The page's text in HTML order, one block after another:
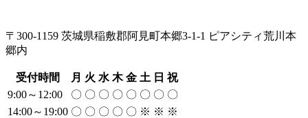
〒300-1159 茨城県稲敷郡阿見町本郷3-1-1 ピアシティ荒川本
郷内
受付時間 月 火 水 木 金 土 日 祝
9:00～12:00
〇 〇 〇 〇 〇 〇 〇 〇
14:00～19:00 〇 〇 〇 〇 〇 ※ ※ ※